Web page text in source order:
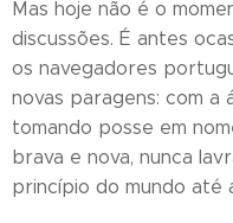
Mas hoje não é o
discussões. É antes
os navegadores
novas paragens: com a
tomando posse em
brava e nova, nunca
princípio do mundo até